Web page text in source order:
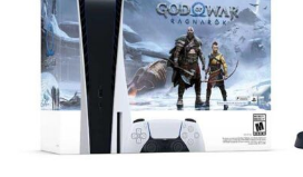
Ingresar
Lost password?